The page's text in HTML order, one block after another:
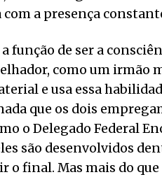
com a presença
função de ser a
como um
e usa essa
que os dois
o Delegado Federal
são desenvolvidos
o final. Mas mais do